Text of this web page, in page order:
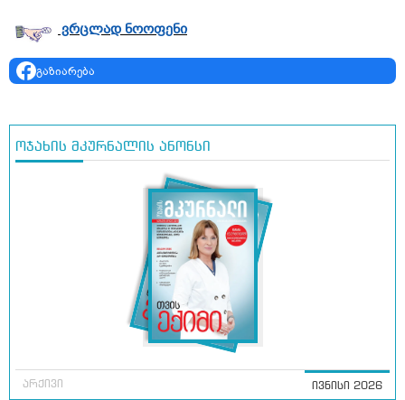
ვრცლად ნოოფენი
გაზიარება
ოჯახის მკურნალის ანონსი
არქივი ივნისი 2026